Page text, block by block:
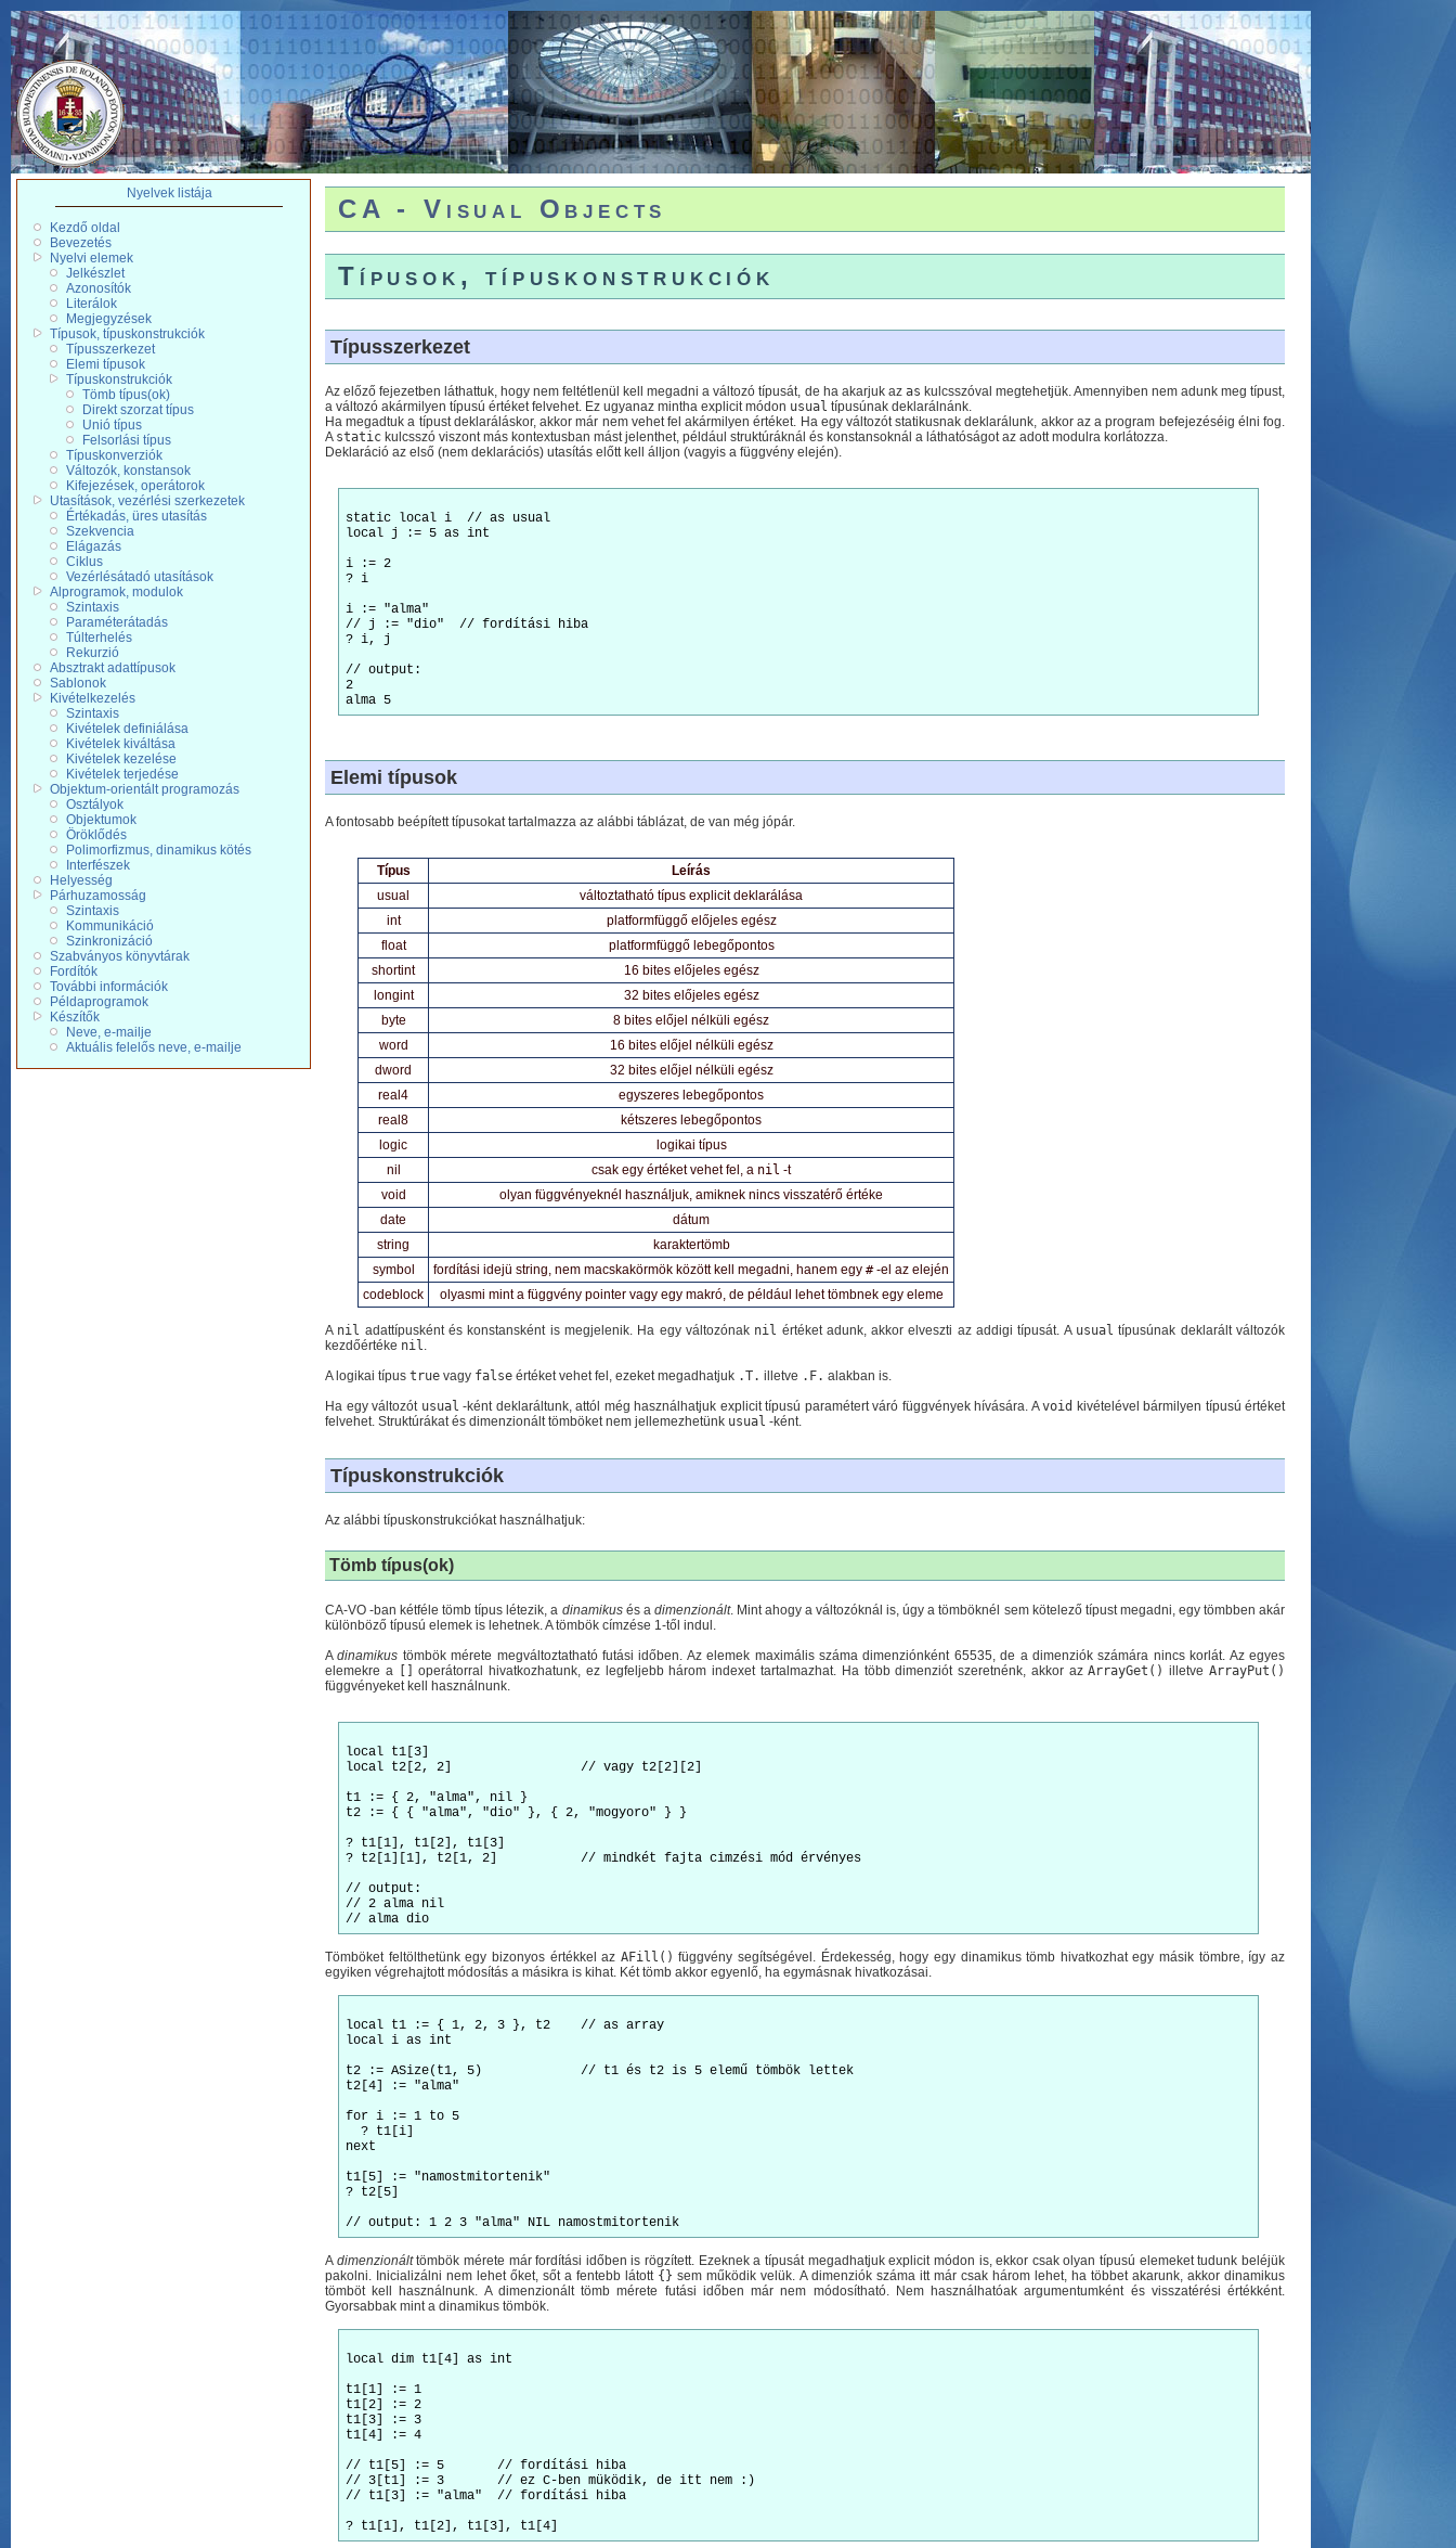
Nyelvek listája
Kezdő oldal
Bevezetés
Nyelvi elemek
Jelkészlet
Azonosítók
Literálok
Megjegyzések
Típusok, típuskonstrukciók
Típusszerkezet
Elemi típusok
Típuskonstrukciók
Tömb típus(ok)
Direkt szorzat típus
Unió típus
Felsorlási típus
Típuskonverziók
Változók, konstansok
Kifejezések, operátorok
Utasítások, vezérlési szerkezetek
Értékadás, üres utasítás
Szekvencia
Elágazás
Ciklus
Vezérlésátadó utasítások
Alprogramok, modulok
Szintaxis
Paraméterátadás
Túlterhelés
Rekurzió
Absztrakt adattípusok
Sablonok
Kivételkezelés
Szintaxis
Kivételek definiálása
Kivételek kiváltása
Kivételek kezelése
Kivételek terjedése
Objektum-orientált programozás
Osztályok
Objektumok
Öröklődés
Polimorfizmus, dinamikus kötés
Interfészek
Helyesség
Párhuzamosság
Szintaxis
Kommunikáció
Szinkronizáció
Szabványos könyvtárak
Fordítók
További információk
Példaprogramok
Készítők
Neve, e-mailje
Aktuális felelős neve, e-mailje
CA - Visual Objects
Típusok, típuskonstrukciók
Típusszerkezet
Az előző fejezetben láthattuk, hogy nem feltétlenül kell megadni a változó típusát, de ha akarjuk az as kulcsszóval megtehetjük. Amennyiben nem adunk meg típust,
a változó akármilyen típusú értéket felvehet. Ez ugyanaz mintha explicit módon usual típusúnak deklarálnánk.
Ha megadtuk a típust deklaráláskor, akkor már nem vehet fel akármilyen értéket. Ha egy változót statikusnak deklarálunk, akkor az a program befejezéséig élni fog.
A static kulcsszó viszont más kontextusban mást jelenthet, például struktúráknál és konstansoknál a láthatóságot az adott modulra korlátozza.
Deklaráció az első (nem deklarációs) utasítás előtt kell álljon (vagyis a függvény elején).
static local i  // as usual
local j := 5 as int
i := 2
? i
i := "alma"
// j := "dio"  // fordítási hiba
? i, j
// output:
2
Elemi típusok
A fontosabb beépített típusokat tartalmazza az alábbi táblázat, de van még jópár.
Típus
Leírás
usual
változtatható típus explicit deklarálása
int
platformfüggő előjeles egész
float
platformfüggő lebegőpontos
shortint
16 bites előjeles egész
longint
32 bites előjeles egész
byte
8 bites előjel nélküli egész
word
16 bites előjel nélküli egész
dword
32 bites előjel nélküli egész
real4
egyszeres lebegőpontos
real8
kétszeres lebegőpontos
logic
logikai típus
nil
csak egy értéket vehet fel, a nil -t
void
olyan függvényeknél használjuk, amiknek nincs visszatérő értéke
date
dátum
string
karaktertömb
symbol
fordítási idejü string, nem macskakörmök között kell megadni, hanem egy #-el az elején
codeblock
olyasmi mint a függvény pointer vagy egy makró, de például lehet tömbnek egy eleme
A nil adattípusként és konstansként is megjelenik. Ha egy változónak nil értéket adunk, akkor elveszti az addigi típusát. A usual típusúnak deklarált változók
kezdőértéke nil.
A logikai típus true vagy false értéket vehet fel, ezeket megadhatjuk .T. illetve .F. alakban is.
Ha egy változót usual -ként deklaráltunk, attól még használhatjuk explicit típusú paramétert váró függvények hívására. Avoid kivételével bármilyen típusú értéket
felvehet. Struktúrákat és dimenzionált tömböket nem jellemezhetünk usual -ként.
Típuskonstrukciók
Az alábbi típuskonstrukciókat használhatjuk:
Tömb típus(ok)
CA-VO -ban kétféle tömb típus létezik, a dinamikusés a dimenzionált. Mint ahogy a változóknál is, úgy a tömböknél sem kötelező típust megadni, egy tömbben akár
különböző típusú elemek is lehetnek. A tömbök címzése 1-től indul.
Adinamikus tömbök mérete megváltoztatható futási időben. Az elemek maximális száma dimenziónként 65535, de a dimenziók számára nincs korlát. Az egyes
elemekre a
operátorral hivatkozhatunk, ez legfeljebb három indexet tartalmazhat. Ha több dimenziót szeretnénk, akkor azArrayGet() illetveArrayPut()
függvényeket kell használnunk.
local t1[3]
local t2[2, 2]                 // vagy t2[2][2]
t1 := { 2, "alma", nil }
t2 := { { "alma", "dio" }, { 2, "mogyoro" } }
? t1[1], t1[2], t1[3]
? t2[1][1], t2[1, 2]           // mindkét fajta cimzési mód érvényes
// output:
// 2 alma nil
Tömböket feltölthetünk egy bizonyos értékkel az AFill() függvény segítségével. Érdekesség, hogy egy dinamikus tömb hivatkozhat egy másik tömbre, így az
egyiken végrehajtott módosítás a másikra is kihat. Két tömb akkor egyenlő, ha egymásnak hivatkozásai.
local t1 := { 1, 2, 3 }, t2    // as array
local i as int
t2 := ASize(t1, 5)             // t1 és t2 is 5 elemű tömbök lettek
t2[4] := "alma"
for i := 1 to 5
  ? t1[i]
next
t1[5] := "namostmitortenik"
? t2[5]
A dimenzionálttömbök mérete már fordítási időben is rögzített. Ezeknek a típusát megadhatjuk explicit módon is, ekkor csak olyan típusú elemeket tudunk beléjük
pakolni. Inicializálni nem lehet őket, sőt a fentebb látott {} sem működik velük. A dimenziók száma itt már csak három lehet, ha többet akarunk, akkor dinamikus
tömböt kell használnunk. A dimenzionált tömb mérete futási időben már nem módosítható. Nem használhatóak argumentumként és visszatérési értékként.
Gyorsabbak mint a dinamikus tömbök.
local dim t1[4] as int
t1[1] := 1
t1[2] := 2
t1[3] := 3
t1[4] := 4
// t1[5] := 5       // fordítási hiba
// 3[t1] := 3       // ez C-ben müködik, de itt nem :)
// t1[3] := "alma"  // fordítási hiba